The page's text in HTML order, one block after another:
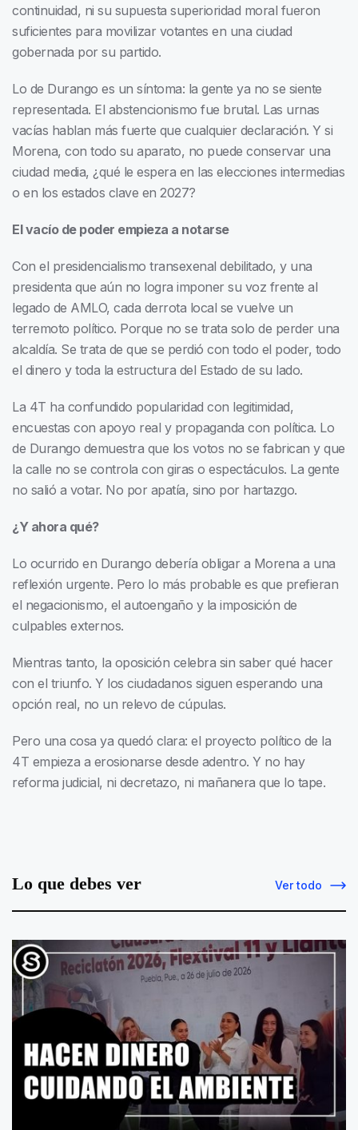
continuidad, ni su supuesta superioridad moral fueron
suficientes para movilizar votantes en una ciudad
gobernada por su partido.
Lo de Durango es un síntoma: la gente ya no se siente
representada. El abstencionismo fue brutal. Las urnas
vacías hablan más fuerte que cualquier declaración. Y si
Morena, con todo su aparato, no puede conservar una
ciudad media, ¿qué le espera en las elecciones intermedias
o en los estados clave en 2027?
El vacío de poder empieza a notarse
Con el presidencialismo transexenal debilitado, y una
presidenta que aún no logra imponer su voz frente al
legado de AMLO, cada derrota local se vuelve un
terremoto político. Porque no se trata solo de perder una
alcaldía. Se trata de que se perdió con todo el poder, todo
el dinero y toda la estructura del Estado de su lado.
La 4T ha confundido popularidad con legitimidad,
encuestas con apoyo real y propaganda con política. Lo
de Durango demuestra que los votos no se fabrican y que
la calle no se controla con giras o espectáculos. La gente
no salió a votar. No por apatía, sino por hartazgo.
¿Y ahora qué?
Lo ocurrido en Durango debería obligar a Morena a una
reflexión urgente. Pero lo más probable es que prefieran
el negacionismo, el autoengaño y la imposición de
culpables externos.
Mientras tanto, la oposición celebra sin saber qué hacer
con el triunfo. Y los ciudadanos siguen esperando una
opción real, no un relevo de cúpulas.
Pero una cosa ya quedó clara: el proyecto político de la
4T empieza a erosionarse desde adentro. Y no hay
reforma judicial, ni decretazo, ni mañanera que lo tape.
Lo que debes ver Ver todo